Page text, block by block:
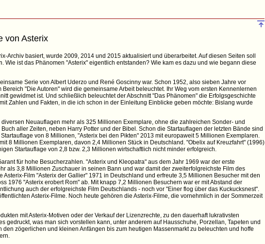
von Asterix
Archiv basiert, wurde 2009, 2014 und 2015 aktualisiert und überarbeitet. Auf diesen Seiten soll
ist das Phänomen "Asterix" eigentlich entstanden? Wie kam es dazu und wie begann diese
Serie von Albert Uderzo und René Goscinny war. Schon 1952, also sieben Jahre vor
"Die Autoren" wird die gemeinsame Arbeit beleuchtet. Ihr Weg vom ersten Kennenlernen
gewidmet ist. Und schließlich beleuchtet der Abschnitt "Das Phänomen" die Erfolgsgeschichte
Zahlen und Fakten, in die ich schon in der Einleitung Einblicke geben möchte: Bislang wurde
Neuauflagen mehr als 325 Millionen Exemplare, ohne die zahlreichen Sonder- und
aller Zeiten, neben Harry Potter und der Bibel. Schon die Startauflagen der letzten Bände sind
von 8 Millionen, "Asterix bei den Pikten" 2013 mit europaweit 5 Millionen Exemplaren.
8 Millionen Exemplaren, davon 2,4 Millionen Stück in Deutschland. "Obelix auf Kreuzfahrt" (1996)
Startauflage von 2,8 bzw. 2,3 Millionen wirtschaftlich nicht minder erfolgreich.
für hohe Besucherzahlen. "Asterix und Kleopatra" aus dem Jahr 1969 war der erste
als 3,8 Millionen Zuschauer in seinen Bann und war damit der zweiterfolgreichste Film des
Film "Asterix der Gallier" 1971 in Deutschland und erfreute 3,5 Millionen Besucher mit den
1976 "Asterix erobert Rom" ab. Mit knapp 7,2 Millionen Besuchern war er mit Abstand der
auch der erfolgreichste Film Deutschlands - noch vor "Einer flog über das Kuckucksnest".
Asterix-Filme. Noch heute gehören die Asterix-Filme, die vornehmlich in der Sommerzeit
mit Asterix-Motiven oder der Verkauf der Lizenzrechte, zu den dauerhaft lukrativsten
gedruckt, was man sich vorstellen kann, unter anderem auf Hausschuhe, Porzellan, Tapeten und
zögerlichen und kleinen Anfängen bis zum heutigen Massenmarkt zu beleuchten und hoffe